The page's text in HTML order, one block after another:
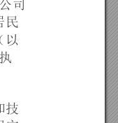
司
民
以
执
技